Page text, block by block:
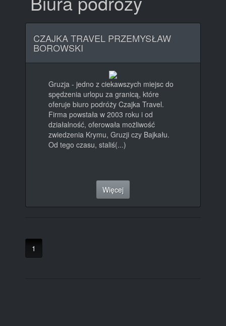
CZAJKA TRAVEL PRZEMYSŁAW
BOROWSKI
Gruzja - jedno z ciekawszych miejsc do
spędzenia urlopu za granicą, które
oferuje biuro podróży Czajka Travel.
Firma powstała w 2003 roku i od
działalność, oferowała możliwość
zwiedzenia Krymu, Gruzji czy Bajkału.
Od tego czasu, staliś(...)
Więcej
1